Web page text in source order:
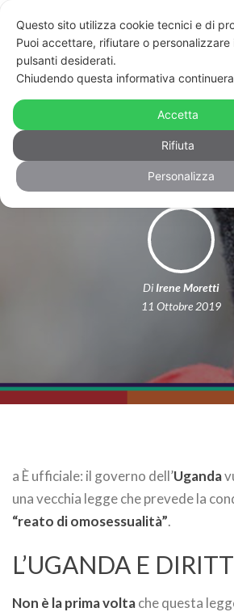
L’Uganda vuole
morte per gli
Di Irene Moretti
11 Ottobre 2019
a È ufficiale: il governo dell’Uganda
una vecchia legge che prevede la
“reato di omosessualità”.
L’UGANDA E
Non è la prima voltache questa
Questo sito utilizza cookie tecnici e di
Puoi accettare, rifiutare o
pulsanti desiderati.
Chiudendo questa informativa
Accetta
Rifiuta
Personalizza